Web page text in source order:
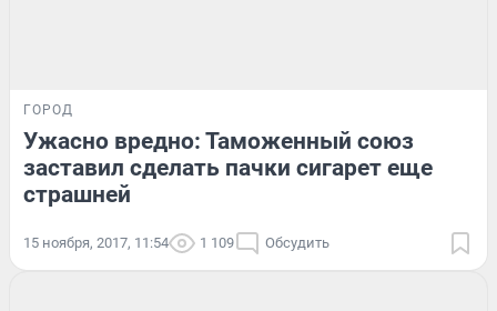
ГОРОД
Ужасно вредно: Таможенный союз
заставил сделать пачки сигарет еще
страшней
15 ноября, 2017, 11:54 1 109 Обсудить